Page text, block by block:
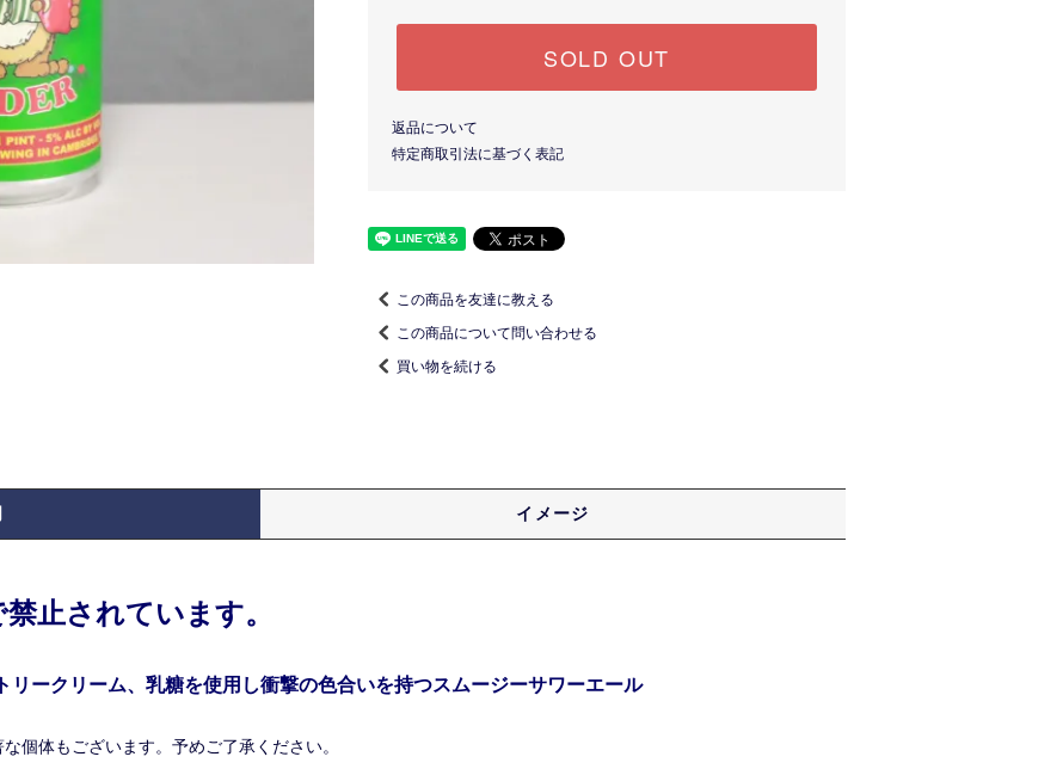
SOLD OUT
返品について
特定商取引法に基づく表記
この商品を友達に教える
この商品について問い合わせる
買い物を続ける
イメージ
止されています。
リークリーム、乳糖を使用し衝撃の色合いを持つスムージーサワーエール
個体もございます。予めご了承ください。